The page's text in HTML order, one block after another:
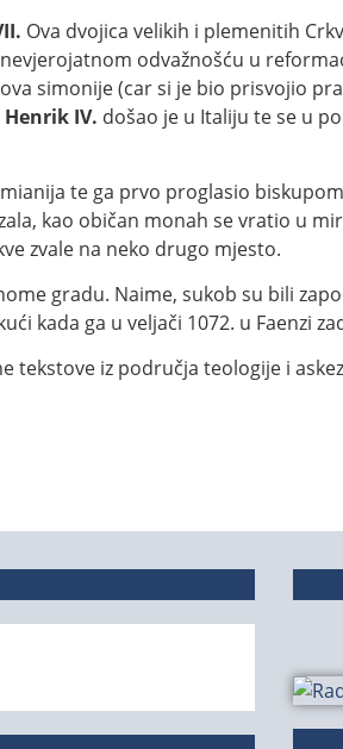
Ova dvojica velikih i plemenitih
odvažnošću u
simonije (car si je bio prisvojio
Henrik IV. došao je u Italiju te se u
te ga prvo proglasio
kao običan monah se vratio u
zvale na neko drugo mjesto.
gradu. Naime, sukob su bili
kada ga u veljači 1072. u Faenzi
tekstove iz područja teologije i